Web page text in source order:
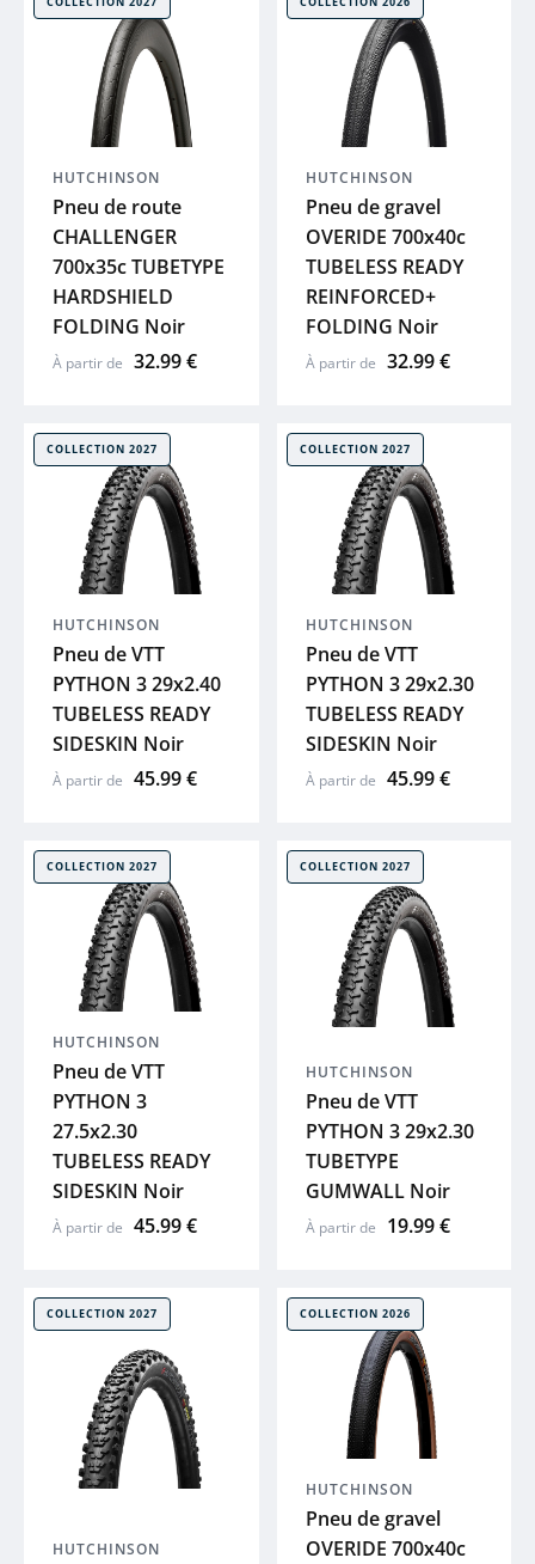
HAIBIKE
MAVIC
BBB
SHIMANO
BIORACER
ADRIS
XLC
ACID
KLICKFIX
HUTCHINSON
Pneu de route
CHALLENGER
700x35c TUBETYPE
HARDSHIELD
FOLDING Noir
À partir de 32.99 €
HUTCHINSON
Pneu de gravel
OVERIDE 700x40c
TUBELESS READY
REINFORCED+
FOLDING Noir
À partir de 32.99 €
COLLECTION 2027
HUTCHINSON
Pneu de VTT
PYTHON 3 29x2.40
TUBELESS READY
SIDESKIN Noir
À partir de 45.99 €
COLLECTION 2027
HUTCHINSON
Pneu de VTT
PYTHON 3 29x2.30
TUBELESS READY
SIDESKIN Noir
À partir de 45.99 €
COLLECTION 2027
HUTCHINSON
Pneu de VTT
PYTHON 3
27.5x2.30
TUBELESS READY
SIDESKIN Noir
À partir de 45.99 €
COLLECTION 2027
HUTCHINSON
Pneu de VTT
PYTHON 3 29x2.30
TUBETYPE
GUMWALL Noir
À partir de 19.99 €
COLLECTION 2027
HUTCHINSON
COLLECTION 2026
HUTCHINSON
Pneu de gravel
OVERIDE 700x40c